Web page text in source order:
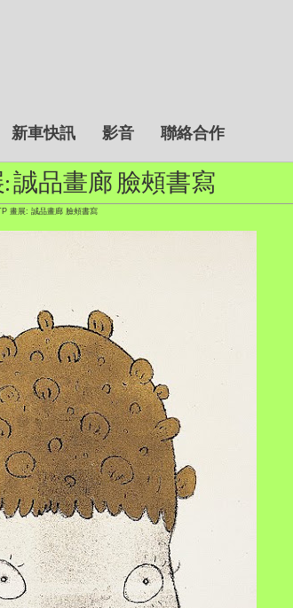
新車快訊 影音 聯絡合作
: 誠品畫廊 臉頰書寫
畫展: 誠品畫廊 臉頰書寫